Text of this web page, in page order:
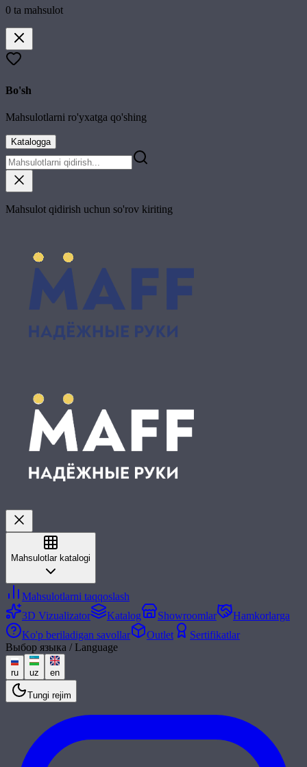
0 ta mahsulot
Bo'sh
Mahsulotlarni ro'yxatga qo'shing
Katalogga
Mahsulot qidirish uchun so'rov kiriting
Mahsulotlar katalogi
Mahsulotlarni taqqoslash
3D Vizualizator
Katalog Showroomlar
Hamkorlarga
Ko'p beriladigan savollar
Outlet
Sertifikatlar
Выбор языка / Language
ru uz en
Tungi rejim